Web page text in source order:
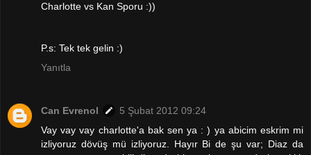
Charlotte vs Kan Sporu :))
P.s: Tek tek gelin :)
Yanıtla
Can Evrenol
5 Şubat 2012 09:24
Vay vay vay charlotte'a bak sen ya : ) ya abicim eskrim mi
izliyoruz dövüş mü izliyoruz. Hayır Bi de şu var; Diaz da